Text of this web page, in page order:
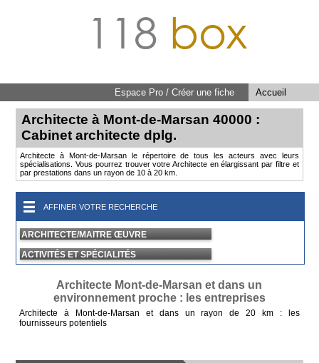
118 box
Accueil
Espace Pro / Créer une fiche
Architecte à Mont-de-Marsan 40000 :
Cabinet architecte dplg.
Architecte à Mont-de-Marsan le répertoire de tous les acteurs avec leurs
spécialisations. Vous pourrez trouver votre Architecte en élargissant par filtre et
par prestations dans un rayon de 10 à 20 km.
AFFINER VOTRE RECHERCHE
ARCHITECTE/MAITRE ŒUVRE
ACTIVITÉS ET SPÉCIALITÉS
Architecte Mont-de-Marsan et dans un
environnement proche : les entreprises
Architecte à Mont-de-Marsan et dans un rayon de 20 km : les
fournisseurs potentiels